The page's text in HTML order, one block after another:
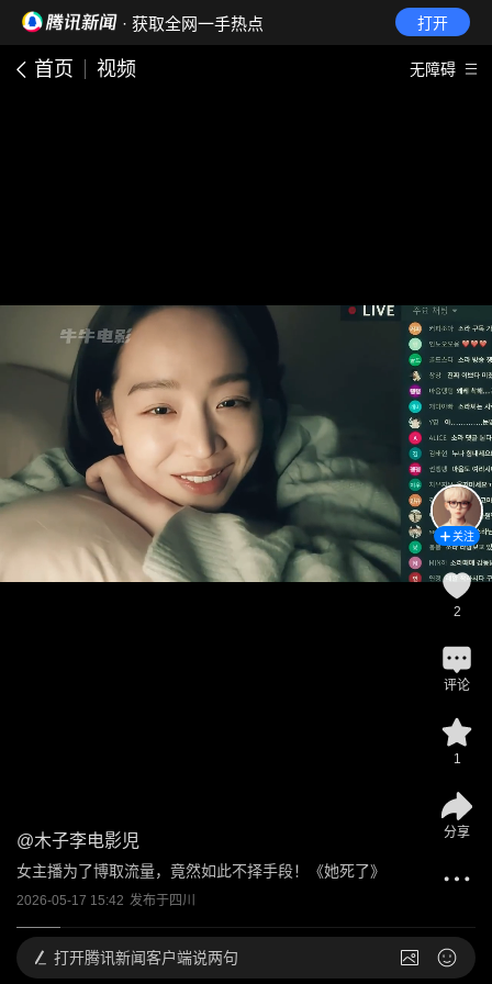
· 获取全网一手热点 打开
首页 视频 无障碍
@木子李电影児
女主播为了博取流量，竟然如此不择手段！《她死了》
2026-05-17 15:42 发布于四川
关注
2
评论
1
分享
打开腾讯新闻客户端说两句